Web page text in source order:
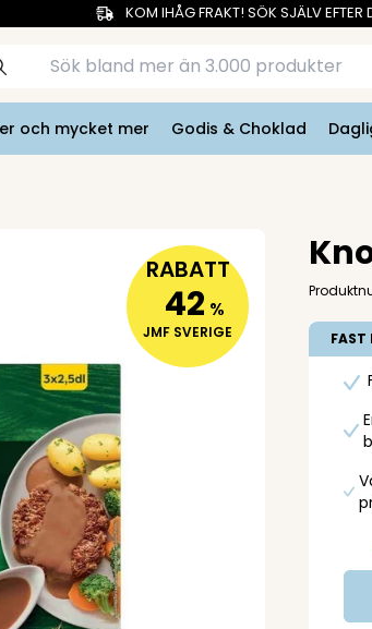
KOM IHÅG FRAKT! SÖK SJÄLV EFTER
och mycket mer Godis & Choklad
RABATT
42 %
JMF SVERIGE FAST